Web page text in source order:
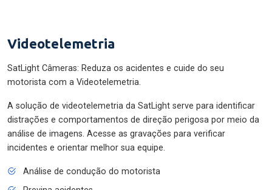
Videotelemetria
SatLight Câmeras: Reduza os acidentes e cuide do seu
motorista com a Videotelemetria.
A solução de videotelemetria da SatLight serve para identificar
distrações e comportamentos de direção perigosa por meio da
análise de imagens. Acesse as gravações para verificar
incidentes e orientar melhor sua equipe.
Análise de condução do motorista